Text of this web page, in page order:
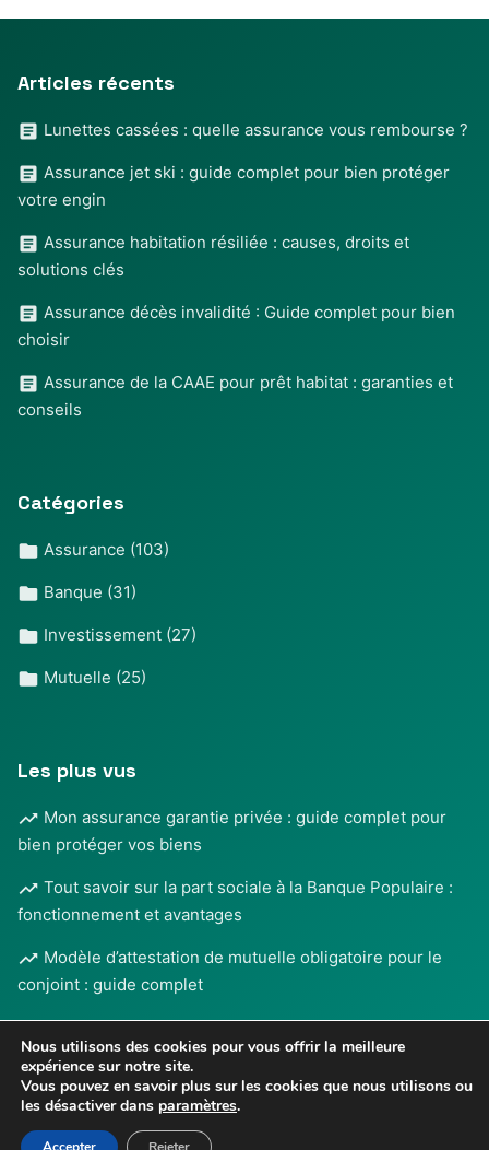
Articles récents
Lunettes cassées : quelle assurance vous rembourse ?
Assurance jet ski : guide complet pour bien protéger
votre engin
Assurance habitation résiliée : causes, droits et
solutions clés
Assurance décès invalidité : Guide complet pour bien
choisir
Assurance de la CAAE pour prêt habitat : garanties et
conseils
Catégories
Assurance (103)
Banque (31)
Investissement (27)
Mutuelle (25)
Les plus vus
Mon assurance garantie privée : guide complet pour
bien protéger vos biens
Tout savoir sur la part sociale à la Banque Populaire :
fonctionnement et avantages
Modèle d’attestation de mutuelle obligatoire pour le
conjoint : guide complet
Mentions légales •
Confidentialité
© 2026
Tous droits réservés
Nous utilisons des cookies pour vous offrir la meilleure
expérience sur notre site.
Vous pouvez en savoir plus sur les cookies que nous utilisons ou
les désactiver dans paramètres.